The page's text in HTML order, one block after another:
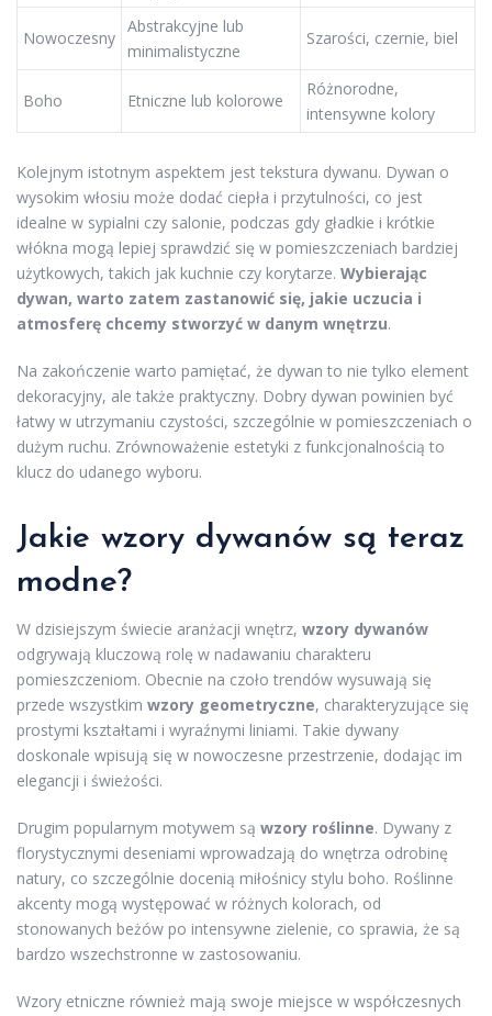
Nowoczesny
Abstrakcyjne lub
minimalistyczne
Szarości, czernie, biel
Boho Etniczne lub kolorowe
Różnorodne,
intensywne kolory
Kolejnym istotnym aspektem jest tekstura dywanu. Dywan o
wysokim włosiu może dodać ciepła i przytulności, co jest
idealne w sypialni czy salonie, podczas gdy gładkie i krótkie
włókna mogą lepiej sprawdzić się w pomieszczeniach bardziej
użytkowych, takich jak kuchnie czy korytarze. Wybierając
dywan, warto zatem zastanowić się, jakie uczucia i
atmosferę chcemy stworzyć w danym wnętrzu.
Na zakończenie warto pamiętać, że dywan to nie tylko element
dekoracyjny, ale także praktyczny. Dobry dywan powinien być
łatwy w utrzymaniu czystości, szczególnie w pomieszczeniach o
dużym ruchu. Zrównoważenie estetyki z funkcjonalnością to
klucz do udanego wyboru.
Jakie wzory dywanów są teraz
modne?
W dzisiejszym świecie aranżacji wnętrz, wzory dywanów
odgrywają kluczową rolę w nadawaniu charakteru
pomieszczeniom. Obecnie na czoło trendów wysuwają się
przede wszystkim wzory geometryczne, charakteryzujące się
prostymi kształtami i wyraźnymi liniami. Takie dywany
doskonale wpisują się w nowoczesne przestrzenie, dodając im
elegancji i świeżości.
Drugim popularnym motywem są wzory roślinne. Dywany z
florystycznymi deseniami wprowadzają do wnętrza odrobinę
natury, co szczególnie docenią miłośnicy stylu boho. Roślinne
akcenty mogą występować w różnych kolorach, od
stonowanych beżów po intensywne zielenie, co sprawia, że są
bardzo wszechstronne w zastosowaniu.
Wzory etniczne również mają swoje miejsce w współczesnych